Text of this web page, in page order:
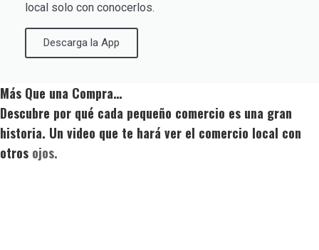
local solo con conocerlos.
Descarga la App
Más Que una Compra…
Descubre por qué cada pequeño comercio es una gran
historia. Un video que te hará ver el comercio local con
otros ojos.